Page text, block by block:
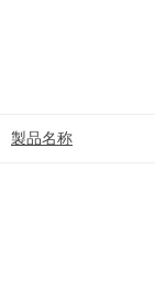
製品名称